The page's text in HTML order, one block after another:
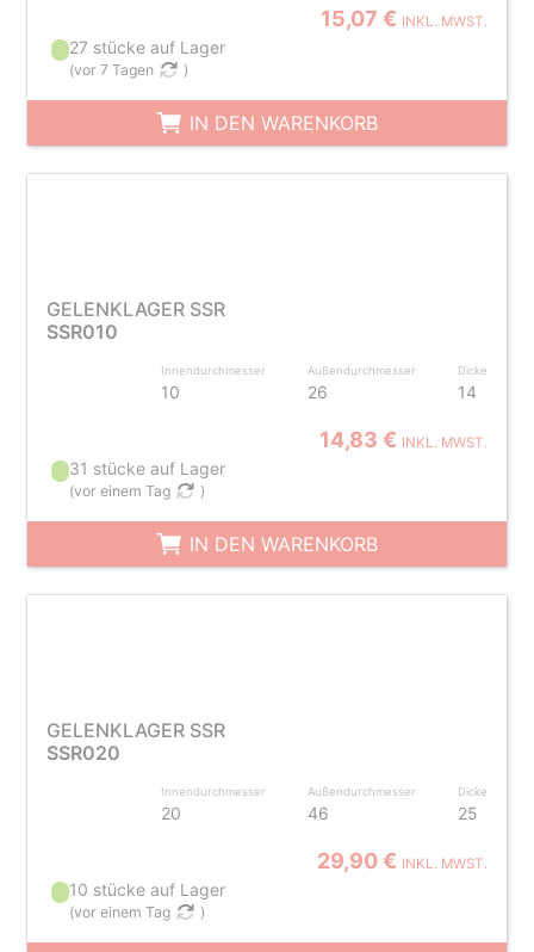
15,07 € INKL. MWST.
27 stücke auf Lager
(vor 7 Tagen )
IN DEN WARENKORB
GELENKLAGER SSR
SSR010
Innendurchmesser
10
Außendurchmesser
26
Dicke
14
14,83 € INKL. MWST.
31 stücke auf Lager
(vor einem Tag )
IN DEN WARENKORB
GELENKLAGER SSR
SSR020
Innendurchmesser
20
Außendurchmesser
46
Dicke
25
29,90 € INKL. MWST.
10 stücke auf Lager
(vor einem Tag )